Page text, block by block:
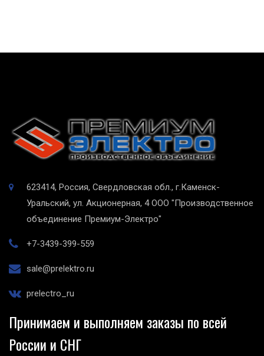
623414, Россия, Свердловская обл., г.Каменск-
Уральский, ул. Акционерная, 4 ООО "Производственное
объединение Премиум-Электро"
+7-3439-399-559
sale@prelektro.ru
prelectro_ru
Принимаем и выполняем заказы по всей
России и СНГ